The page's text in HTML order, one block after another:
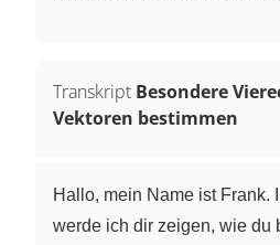
Transkript Besondere
Vektoren bestimmen
Hallo, mein Name ist Frank.
werde ich dir zeigen, wie du